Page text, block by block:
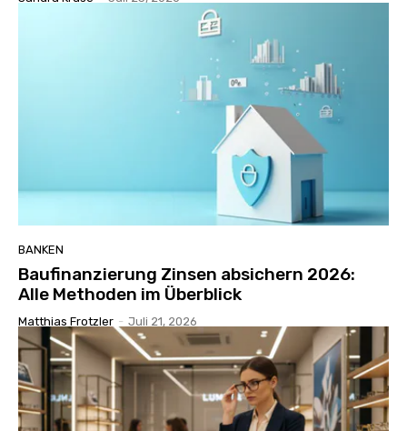
BANKEN
Baufinanzierung Zinsen absichern 2026:
Alle Methoden im Überblick
Matthias Frotzler - Juli 21, 2026